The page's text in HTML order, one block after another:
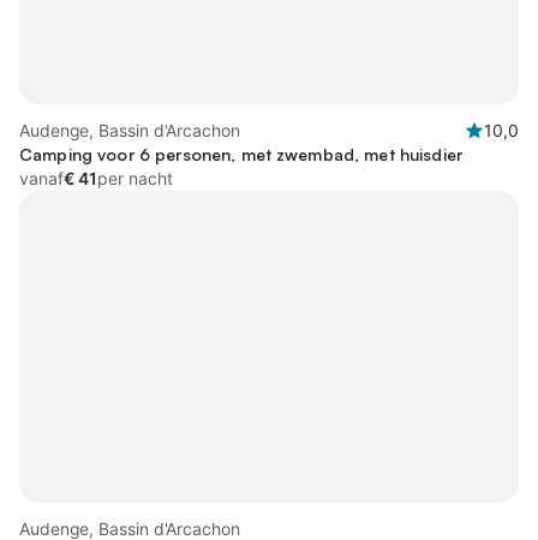
Audenge, Bassin d'Arcachon
10,0
Camping voor 6 personen, met zwembad, met huisdier
vanaf€ 41per nacht
Audenge, Bassin d'Arcachon